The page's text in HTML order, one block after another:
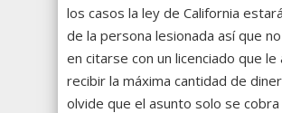
los casos la ley de California
de la persona lesionada así que
en citarse con un licenciado que le
recibir la máxima cantidad de
olvide que el asunto solo se